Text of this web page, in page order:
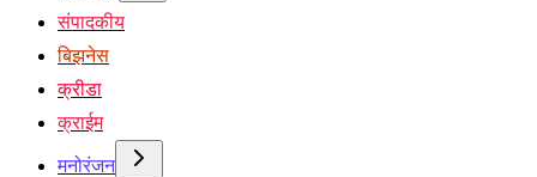
संपादकीय
बिझनेस
क्रीडा
क्राईम
मनोरंजन